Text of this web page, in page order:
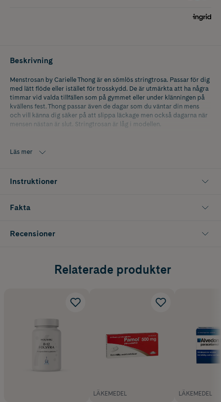
Beskrivning
Menstrosan by Carielle Thong är en sömlös stringtrosa. Passar för dig
med lätt flöde eller istället för trosskydd. De är utmärkta att ha några
timmar vid valda tillfällen som på gymmet eller under klänningen på
kvällens fest. Thong passar även de dagar som du väntar din mens
och vill känna dig säker på att slippa läckage men också dagarna när
mensen nästan är slut. Stringtrosan är låg i modellen.
Vad är menstrosor? Med menstrosor behöver du inga andra
rikliga flytningar och lättare urinläckage. De ger ett tryggt skydd i
tids mest moderna mensskydd!
Läs mer
Instruktioner
Fakta
Recensioner
Relaterade produkter
LÄKEMEDEL LÄKEMEDEL